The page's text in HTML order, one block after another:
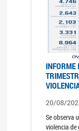
INFORME
20/08/
Se observa
violencia de